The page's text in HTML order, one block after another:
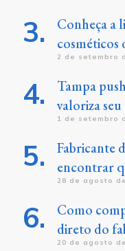
Conheça a
cosméticos
2 de setembro
Tampa
valoriza
1 de setembro
Fabricante
encontrar
28 de agosto
Como
direto do
20 de agosto